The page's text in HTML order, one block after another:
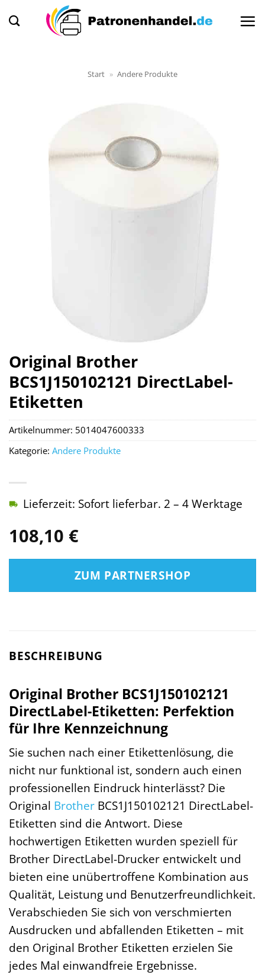
Inhalt
Start » Andere Produkte
Original Brother
BCS1J150102121 DirectLabel-
Etiketten
108,10 €
Lieferzeit: Sofort lieferbar. 2 – 4 Werktage
ZUM PARTNERSHOP
Artikelnummer: 5014047600333
Kategorie: Andere Produkte
BESCHREIBUNG
Original Brother BCS1J150102121
DirectLabel-Etiketten: Perfektion
für Ihre Kennzeichnung
Sie suchen nach einer Etikettenlösung, die
nicht nur funktional ist, sondern auch einen
professionellen Eindruck hinterlässt? Die
Original Brother BCS1J150102121 DirectLabel-
Etiketten sind die Antwort. Diese
hochwertigen Etiketten wurden speziell für
Brother DirectLabel-Drucker entwickelt und
bieten eine unübertroffene Kombination aus
Qualität, Leistung und Benutzerfreundlichkeit.
Verabschieden Sie sich von verschmierten
Ausdrucken und abfallenden Etiketten – mit
den Original Brother Etiketten erzielen Sie
jedes Mal einwandfreie Ergebnisse.